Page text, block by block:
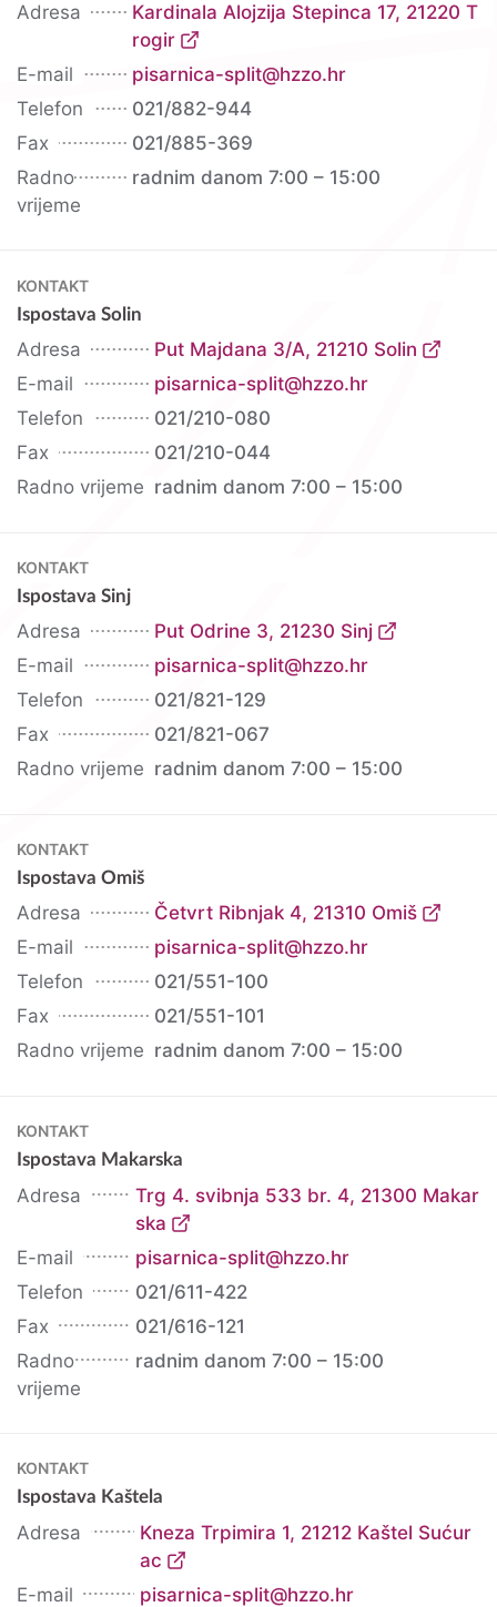
Adresa
Kardinala Alojzija Stepinca 17, 21220 T
rogir
E-mail
pisarnica-split@hzzo.hr
Telefon
021/882-944
Fax
021/885-369
Radno
vrijeme
radnim danom 7:00 – 15:00
KONTAKT
Ispostava Solin
Adresa
Put Majdana 3/A, 21210 Solin
E-mail
pisarnica-split@hzzo.hr
Telefon
021/210-080
Fax
021/210-044
Radno vrijeme radnim danom 7:00 – 15:00
KONTAKT
Ispostava Sinj
Adresa
Put Odrine 3, 21230 Sinj
E-mail
pisarnica-split@hzzo.hr
Telefon
021/821-129
Fax
021/821-067
Radno vrijeme radnim danom 7:00 – 15:00
KONTAKT
Ispostava Omiš
Adresa
Četvrt Ribnjak 4, 21310 Omiš
E-mail
pisarnica-split@hzzo.hr
Telefon
021/551-100
Fax
021/551-101
Radno vrijeme radnim danom 7:00 – 15:00
KONTAKT
Ispostava Makarska
Adresa
Trg 4. svibnja 533 br. 4, 21300 Makar
ska
E-mail
pisarnica-split@hzzo.hr
Telefon
021/611-422
Fax
021/616-121
Radno
vrijeme
radnim danom 7:00 – 15:00
KONTAKT
Ispostava Kaštela
Adresa
Kneza Trpimira 1, 21212 Kaštel Sućur
ac
E-mail
pisarnica-split@hzzo.hr